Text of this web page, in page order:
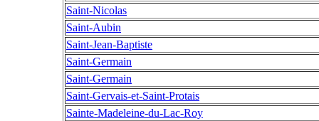
Saint-Nicolas
Saint-Aubin
Saint-Jean-Baptiste
Saint-Germain
Saint-Germain
Saint-Gervais-et-Saint-Protais
Sainte-Madeleine-du-Lac-Roy